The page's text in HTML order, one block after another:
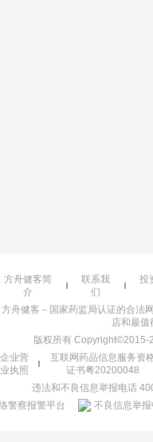
方舟健客简
介
联系我
们
投
方舟健客－国家药监局认证的合法
店和最值
版权所有 Copyright©2015-
企业营
业执照
互联网药品信息服务资
证书粤20200048
违法和不良信息举报电话